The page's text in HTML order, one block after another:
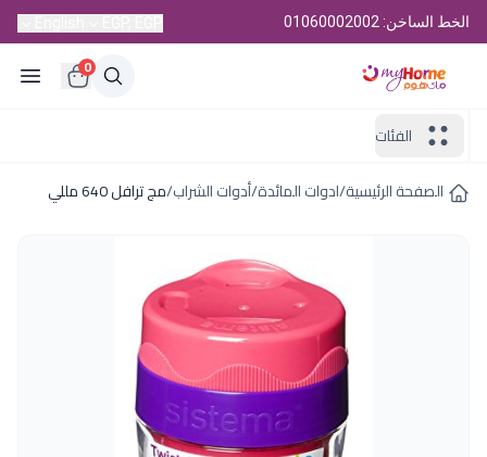
الخط الساخن: 01060002002
0
الفئات
الصفحة الرئيسية/ادوات المائدة/أدوات الشراب/مج ترافل 640 مللي